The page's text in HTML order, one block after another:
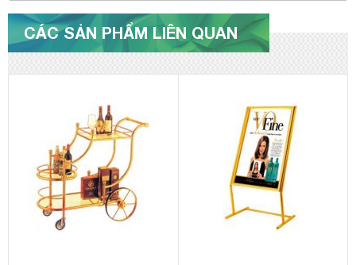
CÁC SẢN PHẨM LIÊN QUAN